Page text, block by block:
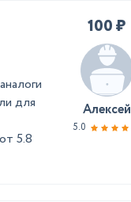
для
5.8
100 ₽
Алексей
5.0